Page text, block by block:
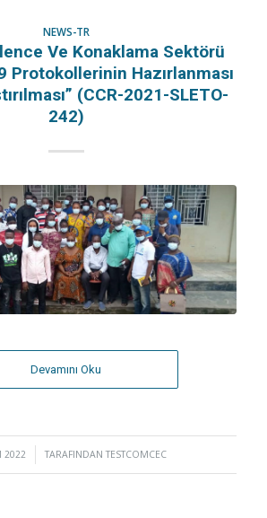
NEWS-TR
Ve Konaklama Sektörü
Protokollerinin Hazırlanması
(CCR-2021-SLETO-
242)
Devamını Oku
2022 TARAFINDANTESTCOMCEC